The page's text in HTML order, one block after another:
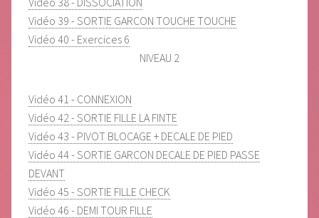
Vidéo 39 - SORTIE GARCON TOUCHE TOUCHE
Vidéo 40 - Exercices 6
NIVEAU 2
Vidéo 41 - CONNEXION
Vidéo 42 - SORTIE FILLE LA FINTE
Vidéo 43 - PIVOT BLOCAGE + DECALE DE PIED
Vidéo 44 - SORTIE GARCON DECALE DE PIED PASSE
DEVANT
Vidéo 45 - SORTIE FILLE CHECK
Vidéo 46 - DEMI TOUR FILLE